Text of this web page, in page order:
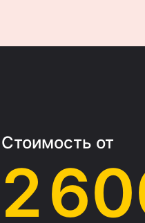
Стоимость от
2